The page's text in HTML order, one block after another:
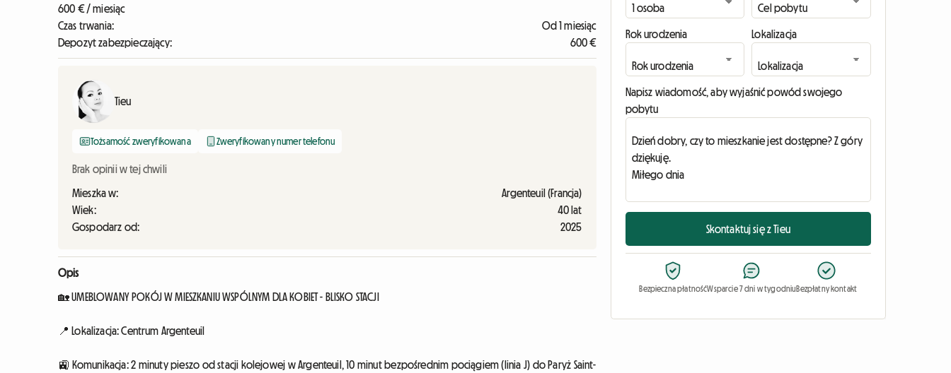
600 € / miesiąc
Czas trwania:
Od 1 miesiąc
Depozyt zabezpieczający:
600 €
Tieu
Tożsamość zweryfikowana Zweryfikowany numer telefonu
Brak opinii w tej chwili
Mieszka w:
Argenteuil (Francja)
Wiek:
40 lat
Gospodarz od:
2025
Opis
🏡 UMEBLOWANY POKÓJ W MIESZKANIU WSPÓLNYM DLA KOBIET - BLISKO STACJI
📍 Lokalizacja: Centrum Argenteuil
🚉 Komunikacja: 2 minuty pieszo od stacji kolejowej w Argenteuil, 10 minut bezpośrednim pociągiem (linia J) do Paryż Saint-
Rok urodzenia Lokalizacja
Napisz wiadomość, aby wyjaśnić powód swojego
pobytu
Skontaktuj się z Tieu
Bezpieczna płatnośćWsparcie 7 dni w tygodniuBezpłatny kontakt